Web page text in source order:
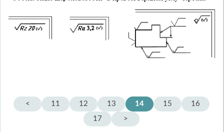
< 11 12 13 14 15
16
17
>